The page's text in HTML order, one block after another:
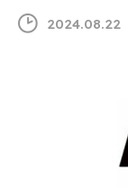
2024.08.22